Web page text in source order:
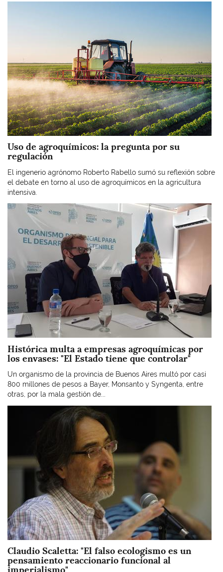
Uso de agroquímicos: la pregunta por su
regulación
El ingenerio agrónomo Roberto Rabello sumó su reflexión sobre
el debate en torno al uso de agroquímicos en la agricultura
intensiva.
Imagen
Histórica multa a empresas agroquímicas por
los envases: "El Estado tiene que controlar"
Un organismo de la provincia de Buenos Aires multó por casi
800 millones de pesos a Bayer, Monsanto y Syngenta, entre
otras, por la mala gestión de...
Claudio Scaletta: "El falso ecologismo es un
pensamiento reaccionario funcional al